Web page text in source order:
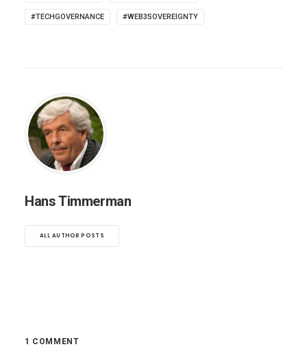
#TECHGOVERNANCE #WEB3SOVEREIGNTY
Hans Timmerman
ALL AUTHOR POSTS
1 COMMENT